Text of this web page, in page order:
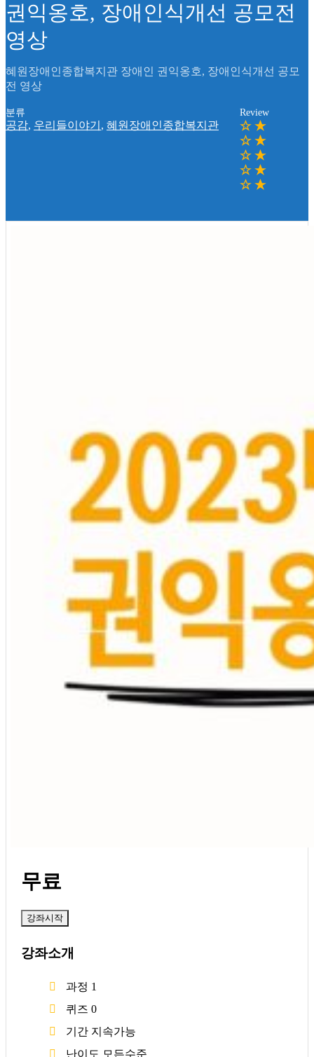
권익옹호, 장애인식개선 공모전
영상
혜원장애인종합복지관 장애인 권익옹호, 장애인식개선 공모
전 영상
분류
공감, 우리들이야기 , 혜원장애인종합복지관
Review
무료
강좌시작
강좌소개
과정 1
퀴즈 0
기간 지속가능
난이도 모든수준